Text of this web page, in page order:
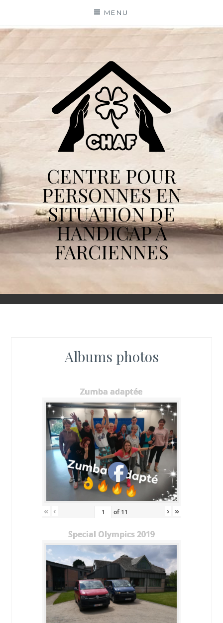
content
MENU
CENTRE POUR
PERSONNES EN
SITUATION DE
HANDICAP À
FARCIENNES
Albums photos
Zumba adaptée
« ‹ of 11 › »
Special Olympics 2019